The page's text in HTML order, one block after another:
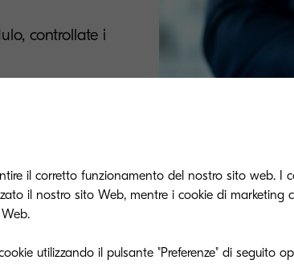
controllate i
effettuare l’invio, vi preghiamo di
il corretto funzionamento del nostro sito web. I
il nostro sito Web, mentre i cookie di
utilizzando il pulsante "Preferenze" di seguito